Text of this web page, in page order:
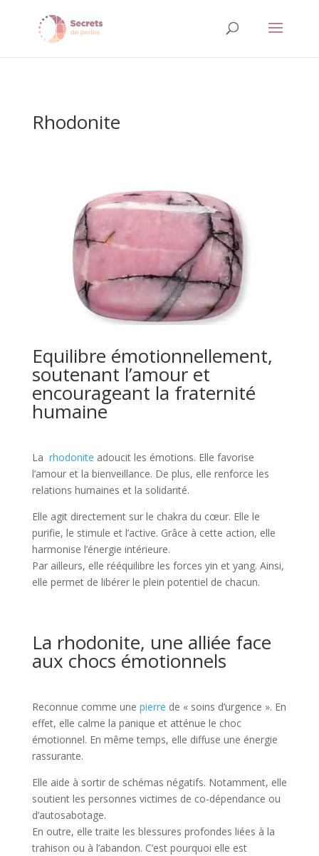
Rhodonite
Equilibre émotionnellement,
soutenant l’amour et
encourageant la fraternité
humaine
La rhodonite adoucit les émotions. Elle favorise
l’amour et la bienveillance. De plus, elle renforce les
relations humaines et la solidarité.
Elle agit directement sur le chakra du cœur. Elle le
purifie, le stimule et l’active. Grâce à cette action, elle
harmonise l’énergie intérieure.
Par ailleurs, elle rééquilibre les forces yin et yang. Ainsi,
elle permet de libérer le plein potentiel de chacun.
La rhodonite, une alliée face
aux chocs émotionnels
Reconnue comme une pierre de « soins d’urgence ». En
effet, elle calme la panique et atténue le choc
émotionnel. En même temps, elle diffuse une énergie
rassurante.
Elle aide à sortir de schémas négatifs. Notamment, elle
soutient les personnes victimes de co-dépendance ou
d’autosabotage.
En outre, elle traite les blessures profondes liées à la
trahison ou à l’abandon. C’est pourquoi elle est